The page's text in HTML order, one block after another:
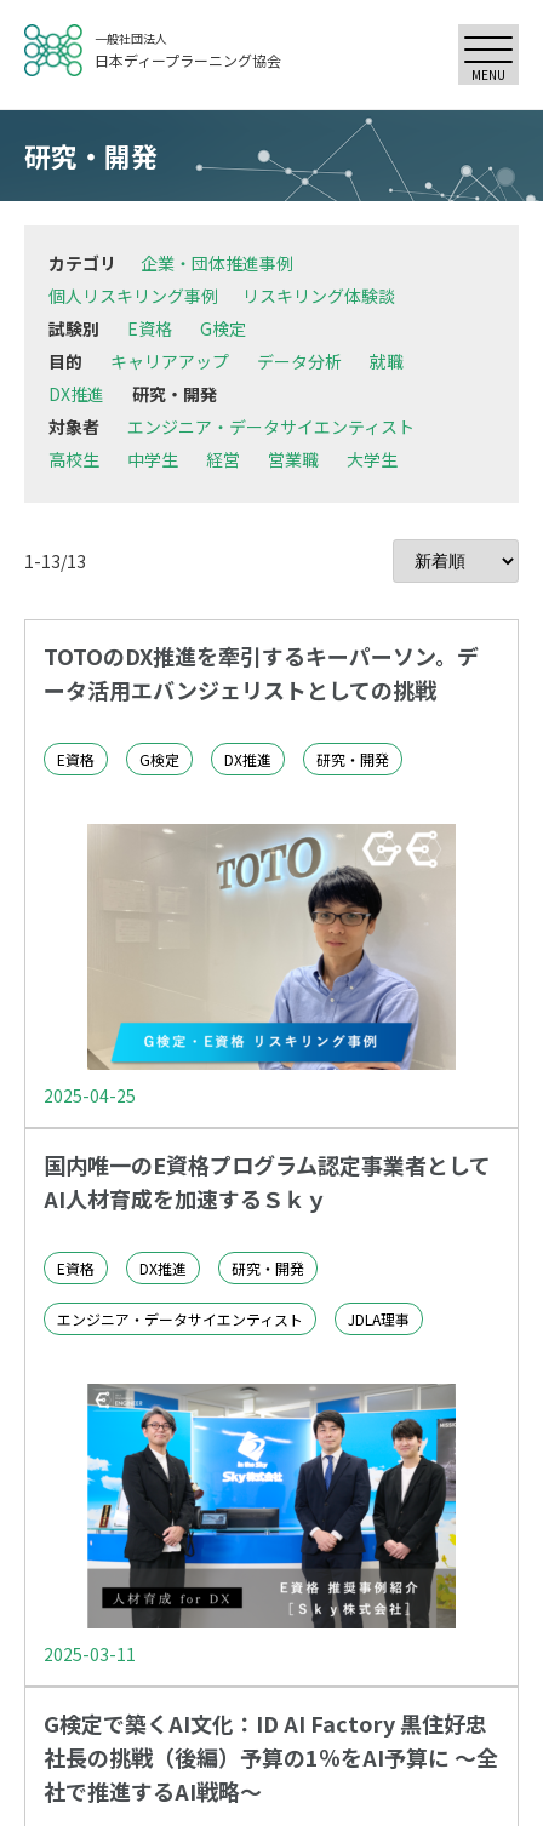
一般社団法人
日本ディープラーニング協会
MENU
研究・開発
カテゴリ
企業・団体推進事例
個人リスキリング事例
リスキリング体験談
試験別
E資格
G検定
目的
キャリアアップ データ分析
就職
DX推進
研究・開発
対象者
エンジニア・データサイエンティスト
高校生
中学生 経営 営業職 大学生
1-13/13
TOTOのDX推進を牽引するキーパーソン。デ
ータ活用エバンジェリストとしての挑戦
E資格 G検定 DX推進 研究・開発
2025-04-25
国内唯一のE資格プログラム認定事業者として
AI人材育成を加速するＳｋｙ
E資格 DX推進 研究・開発
エンジニア・データサイエンティスト JDLA理事
2025-03-11
G検定で築くAI文化：ID AI Factory 黒住好忠
社長の挑戦（後編）予算の1％をAI予算に 〜全
社で推進するAI戦略〜